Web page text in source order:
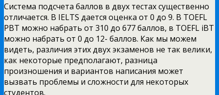
Система подсчета баллов в двух тестах существенно
отличается. В IELTS дается оценка от 0 до 9. В TOEFL
РВТ можно набрать от 310 до 677 баллов, в TOEFL iBT
можно набрать от 0 до 12- баллов. Как мы можем
видеть, различия этих двух экзаменов не так велики,
как некоторые предполагают, разница
произношения и вариантов написания может
вызвать проблемы и сложности для некоторых
студентов.